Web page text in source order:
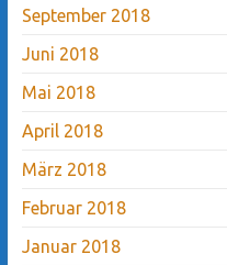
September 2018
Juni 2018
Mai 2018
April 2018
März 2018
Februar 2018
Januar 2018